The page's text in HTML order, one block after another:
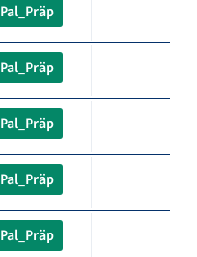
Pal_Präp
Pal_Präp
Pal_Präp
Pal_Präp
Pal_Präp